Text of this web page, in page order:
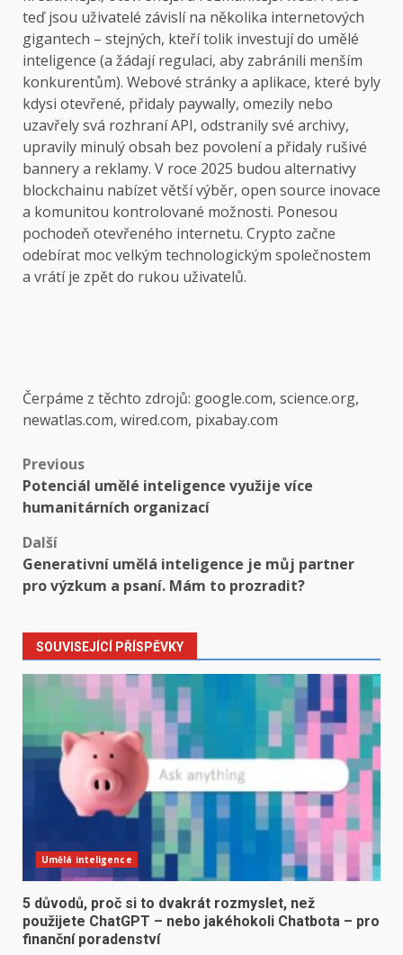
teď jsou uživatelé závislí na několika internetových
gigantech – stejných, kteří tolik investují do umělé
inteligence (a žádají regulaci, aby zabránili menším
konkurentům). Webové stránky a aplikace, které byly
kdysi otevřené, přidaly paywally, omezily nebo
uzavřely svá rozhraní API, odstranily své archivy,
upravily minulý obsah bez povolení a přidaly rušivé
bannery a reklamy. V roce 2025 budou alternativy
blockchainu nabízet větší výběr, open source inovace
a komunitou kontrolované možnosti. Ponesou
pochodeň otevřeného internetu. Crypto začne
odebírat moc velkým technologickým společnostem
a vrátí je zpět do rukou uživatelů.
Čerpáme z těchto zdrojů: google.com, science.org,
newatlas.com, wired.com, pixabay.com
Post
navigation
Previous
Potenciál umělé inteligence využije více
humanitárních organizací
Další
Generativní umělá inteligence je můj partner
pro výzkum a psaní. Mám to prozradit?
SOUVISEJÍCÍ PŘÍSPĚVKY
Umělá inteligence
5 důvodů, proč si to dvakrát rozmyslet, než
použijete ChatGPT – nebo jakéhokoli Chatbota – pro
finanční poradenství